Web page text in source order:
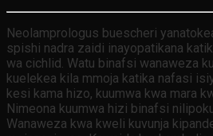
Neolamprologus buescheri
spishi nadra zaidi inayopatikana
wa cichlid. Watu binafsi wanaweza
kuelekea kila mmoja katika nafasi
kesi kama hizo, kuumwa kwa mara
Nimeona kuumwa hizi binafsi
Wanaweza kwa kweli kuvunja